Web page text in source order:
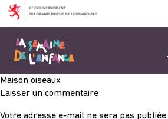
Aller au contenu
Maison oiseaux
Laisser un commentaire
Votre adresse e-mail ne sera pas publiée.